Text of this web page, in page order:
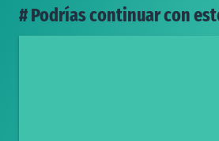
# Podrías continuar con